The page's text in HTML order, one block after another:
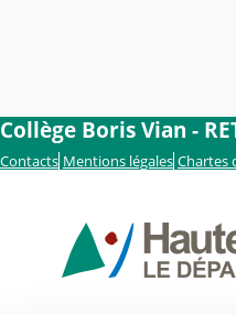
Collège Boris Vian -
Contacts Mentions légales Chartes